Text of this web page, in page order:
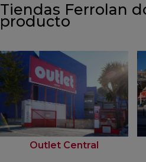
Tiendas Ferrolan
producto
Outlet Central